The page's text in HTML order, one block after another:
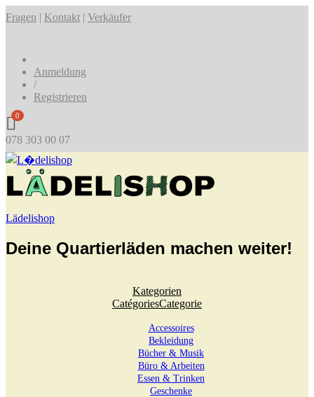
Fragen | Kontakt | Verkäufer
Anmeldung
/
Registrieren
0
078 303 00 07
Lädelishop
Deine Quartierläden machen weiter!
Kategorien
CatégoriesCategorie
Accessoires
Bekleidung
Bücher & Musik
Büro & Arbeiten
Essen & Trinken
Geschenke